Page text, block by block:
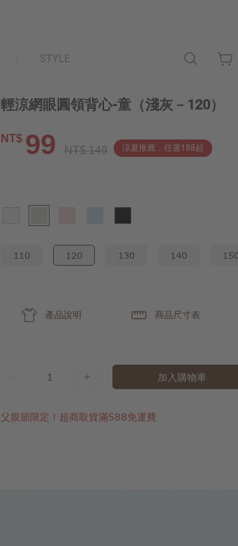
STYLE
輕涼網眼圓領背心-童 （淺灰－120）
NT$ 99 NT$ 149 涼夏推薦．任選188起
110 120 130 140 150
產品說明 商品尺寸表
1 加入購物車
父親節限定！超商取貨滿588免運費